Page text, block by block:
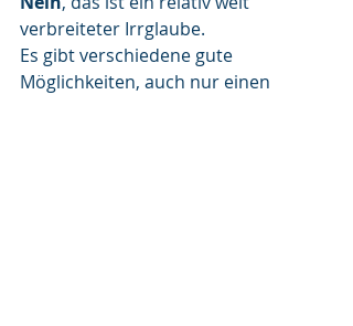
verbreiteter Irrglaube.
Es gibt verschiedene gute
Möglichkeiten, auch nur einen